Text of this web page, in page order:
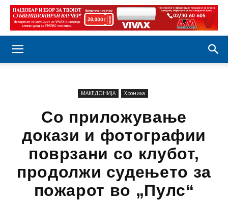
МАКЕДОНИЈА Хроника
Со приложување
докази и фотографии
поврзани со клубот,
продолжи судењето за
пожарот во „Пулс“